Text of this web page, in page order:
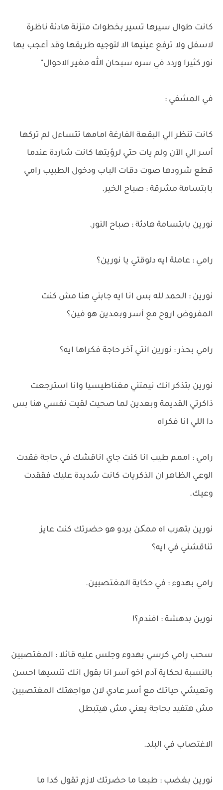
كانت طوال سيرها تسير بخطوات متزنة هادئة ناظرة
لاسفل ولا ترفع عينيها الا لتوجيه طريقها وقد أعجب بها
نور كثيرا وردد في سره سبحان الله مغير الاحوال"
في المشفي :
كانت تنظر الي البقعة الفارغة امامها تتساءل لم تركها
أسر الي الآن ولم يات حتي لرؤيتها كانت شاردة عندما
قطع شرودها صوت دقات الباب ودخول الطبيب رامي
بابتسامة مشرقة : صباح الخير.
نورين بابتسامة هادئة : صباح النور.
رامي : عاملة ايه دلوقتي يا نورين؟
نورين : الحمد لله بس انا ايه جابني هنا مش كنت
المفروض اروح مع أسر وبعدين هو فين؟
رامي بحذر : نورين انتي آخر حاجة فكراها ايه؟
نورين بتذكر انك نيمتني مغناطيسيا وانا استرجعت
ذاكرتي القديمة وبعدين لما صحيت لقيت نفسي هنا بس
دا اللي انا فكراه
رامي : اممم طيب انا كنت جاي اناقشك في حاجة فقدت
الوعي الظاهر ان الذكريات كانت شديدة عليك فققدت
وعيك.
نورين بتهرب اه ممکن بردو هو حضرتك كنت عايز
تناقشني في ايه؟
رامي بهدوء : في حكاية المغتصبين.
نورین بدهشة : افندم؟!
سحب رامي كرسي بهدوء وجلس عليه قائلا : المغتصبين
بالنسبة لحكاية آدم اخو آسر انا بقول انك تنسيها احسن
وتعيشي حياتك مع أسر عادي لان مواجهتك المغتصبين
مش هتفيد بحاجة يعني مش هيتبطل
الاغتصاب في البلد.
نورين بغضب : طبعا ما حضرتك لازم تقول كدا ما